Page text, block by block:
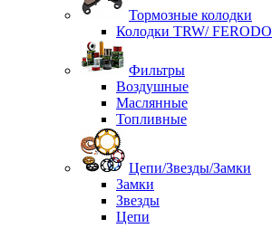
Тормозные колодки
Колодки TRW/ FERODO
Фильтры
Воздушные
Маслянные
Топливные
Цепи/Звезды/Замки
Замки
Звезды
Цепи